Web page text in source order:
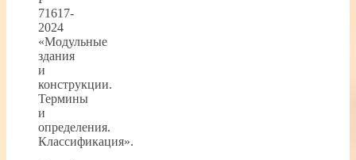
71617-
2024
«Модульные
здания
и
конструкции.
Термины
и
определения.
Классификация».